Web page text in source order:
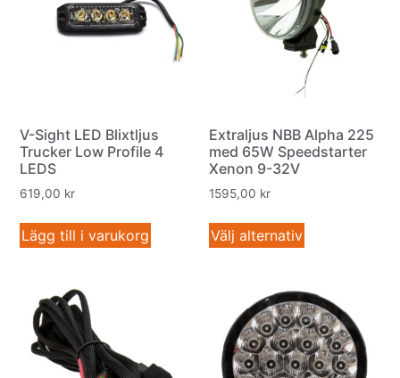
V-Sight LED Blixtljus
Trucker Low Profile 4
LEDS
619,00 kr
Lägg till i varukorg
Extraljus NBB Alpha 225
med 65W Speedstarter
Xenon 9-32V
1595,00 kr
Välj alternativ